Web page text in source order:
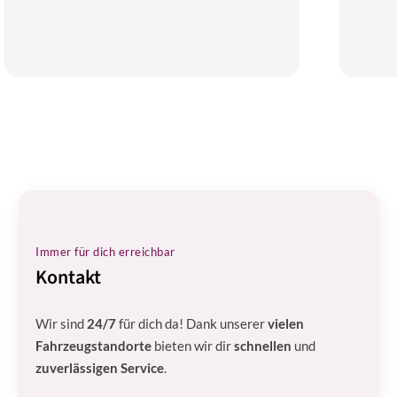
Immer für dich erreichbar
Kontakt
Wir sind 24/7für dich da! Dank unserervielen
Fahrzeugstandorte bieten wir dirschnellen und
zuverlässigen Service.